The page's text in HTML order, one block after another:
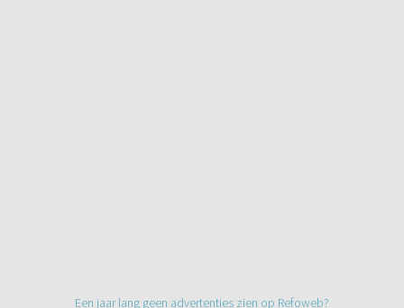
Een jaar lang geen advertenties zien op Refoweb?